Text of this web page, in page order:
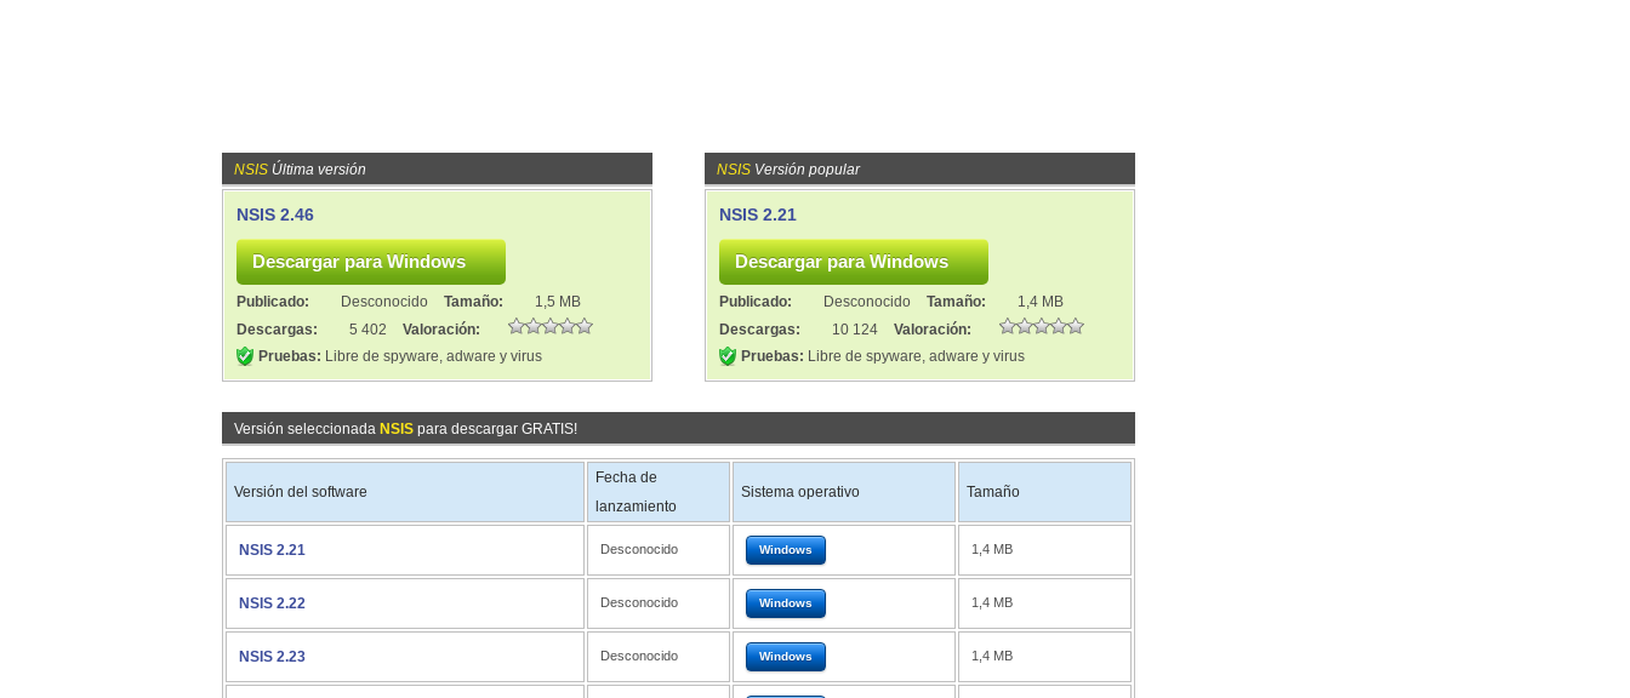
NSIS Última versión
NSIS 2.46
Publicado: Desconocido Tamaño:
1,5 MB
Descargas:
5 402
Valoración:
Pruebas: Libre de spyware, adware y virus
NSIS Versión popular
NSIS 2.21
Publicado: Desconocido Tamaño:
1,4 MB
Descargas:
10 124
Valoración:
Pruebas: Libre de spyware, adware y virus
Versión seleccionada NSIS para descargar GRATIS!
Versión del software
Fecha de
lanzamiento
Sistema operativo Tamaño
NSIS 2.21 Desconocido Windows 1,4 MB
NSIS 2.22 Desconocido Windows 1,4 MB
NSIS 2.23 Desconocido Windows 1,4 MB